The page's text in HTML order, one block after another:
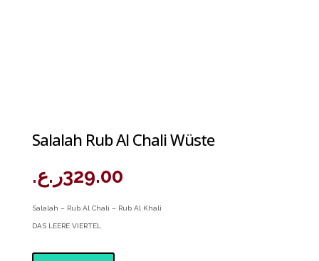
Salalah Rub Al Chali Wüste
329.00ر.ع.
Salalah – Rub Al Chali – Rub Al Khali
DAS LEERE VIERTEL